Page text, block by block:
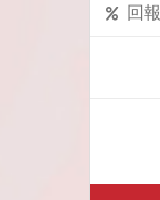
回報